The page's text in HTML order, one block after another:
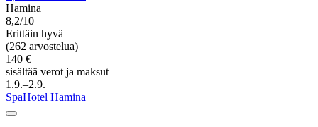
Hamina
8,2/10
Erittäin hyvä
(262 arvostelua)
140 €
sisältää verot ja maksut
1.9.–2.9.
SpaHotel Hamina